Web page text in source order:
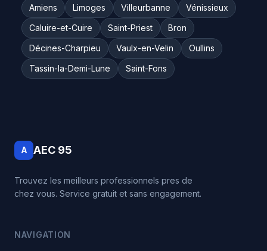
Amiens
Limoges Villeurbanne
Vénissieux
Caluire-et-Cuire
Saint-Priest
Bron
Décines-Charpieu
Vaulx-en-Velin
Oullins
Tassin-la-Demi-Lune
Saint-Fons
A AEC 95
Trouvez les meilleurs professionnels pres de
chez vous. Service gratuit et sans engagement.
NAVIGATION